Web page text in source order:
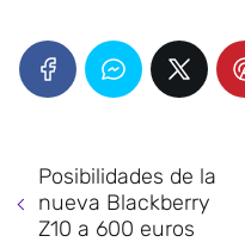
Posibilidades de la
nueva Blackberry
Z10 a 600 euros